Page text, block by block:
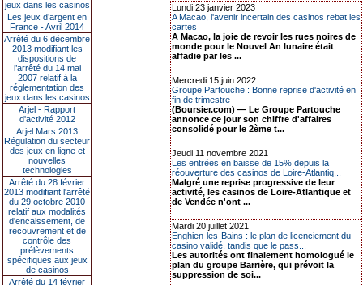
jeux dans les casinos
Les jeux d’argent en
France - Avril 2014
Arrêté du 6 décembre
2013 modifiant les
dispositions de
l’arrêté du 14 mai
2007 relatif à la
réglementation des
jeux dans les casinos
Arjel - Rapport
d'activité 2012
Arjel Mars 2013
Régulation du secteur
des jeux en ligne et
nouvelles
technologies
Arrêté du 28 février
2013 modifiant l'arrêté
du 29 octobre 2010
relatif aux modalités
d'encaissement, de
recouvrement et de
contrôle des
prélèvements
spécifiques aux jeux
de casinos
Arrêté du 14 février
Lundi 23 janvier 2023
A Macao, l'avenir incertain des casinos rebat les
cartes
A Macao, la joie de revoir les rues noires de
monde pour le Nouvel An lunaire était
affadie par les ...
Mercredi 15 juin 2022
Groupe Partouche : Bonne reprise d'activité en
fin de trimestre
(Boursier.com) — Le Groupe Partouche
annonce ce jour son chiffre d'affaires
consolidé pour le 2ème t...
Jeudi 11 novembre 2021
Les entrées en baisse de 15% depuis la
réouverture des casinos de Loire-Atlantiq...
Malgré une reprise progressive de leur
activité, les casinos de Loire-Atlantique et
de Vendée n'ont ...
Mardi 20 juillet 2021
Enghien-les-Bains : le plan de licenciement du
casino validé, tandis que le pass...
Les autorités ont finalement homologué le
plan du groupe Barrière, qui prévoit la
suppression de soi...